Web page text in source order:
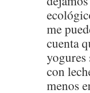
me
cuenta
yogures
con
menos